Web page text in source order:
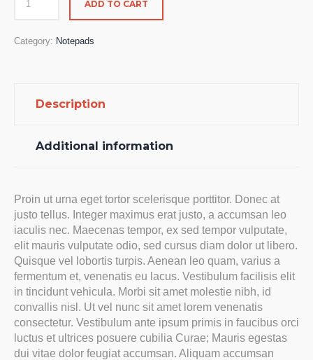
ADD TO CART
Category: Notepads
Description
Additional information
Proin ut urna eget tortor scelerisque porttitor. Donec at
justo tellus. Integer maximus erat justo, a accumsan leo
iaculis nec. Maecenas tempor, ex sed tempor vulputate,
elit mauris vulputate odio, sed cursus diam dolor ut libero.
Quisque vel lobortis turpis. Aenean leo quam, varius a
fermentum et, venenatis eu lacus. Vestibulum facilisis elit
in tincidunt vehicula. Morbi sit amet molestie nibh, id
convallis nisl. Ut vel nunc sit amet lorem venenatis
consectetur. Vestibulum ante ipsum primis in faucibus orci
luctus et ultrices posuere cubilia Curae; Mauris egestas
dui vitae dolor feugiat accumsan. Aliquam accumsan